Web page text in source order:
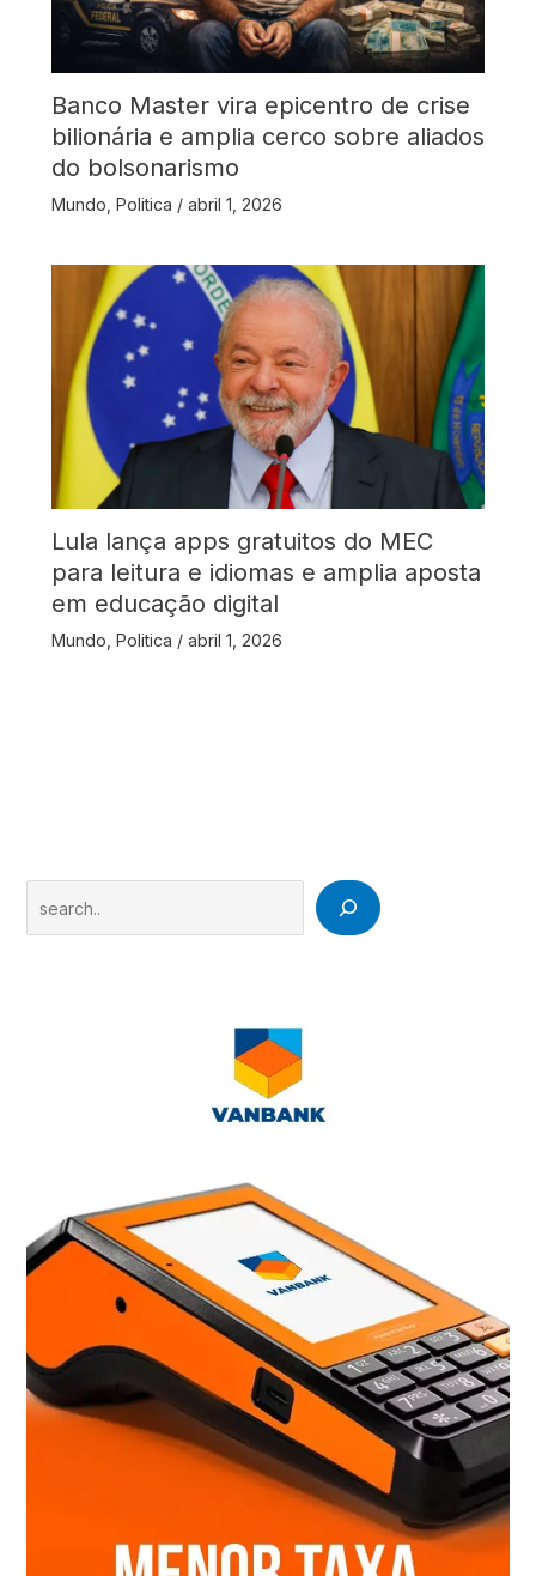
Banco Master vira epicentro de crise
bilionária e amplia cerco sobre aliados
do bolsonarismo
Mundo Politica / abril 1, 2026
Lula lança apps gratuitos do MEC
para leitura e idiomas e amplia aposta
em educação digital
Mundo Politica / abril 1, 2026